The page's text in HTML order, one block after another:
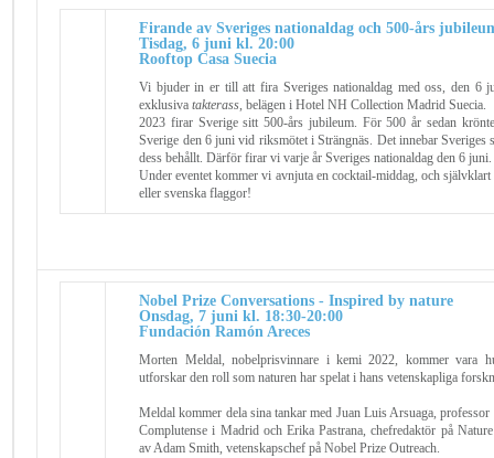
Firande av Sveriges nationaldag och 500-års
Tisdag, 6 juni kl. 20:00
Rooftop Casa Suecia
Vi bjuder in er till att fira Sveriges nationaldag med oss, den 6
exklusivatakterass , belägen i Hotel NH Collection Madrid Suecia.
2023 firar Sverige sitt 500-års jubileum. För 500 år sedan
Sverige den 6 juni vid riksmötet i Strängnäs. Det innebar Sveriges
dess behållt. Därför firar vi varje år Sveriges nationaldag den 6 juni.
Under eventet kommer vi avnjuta en cocktail-middag, och
eller svenska flaggor!
Nobel Prize Conversations - Inspired by nature
Onsdag, 7 juni kl. 18:30-20:00
Fundación Ramón Areces
Morten Meldal, nobelprisvinnare i kemi 2022, kommer vara
utforskar den roll som naturen har spelat i hans vetenskapliga
Meldal kommer dela sina tankar med Juan Luis Arsuaga,
Complutense i Madrid och Erika Pastrana, chefredaktör på
av Adam Smith, vetenskapschef på Nobel Prize Outreach.